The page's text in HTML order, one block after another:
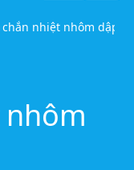
chắn nhiệt nhôm dập
nhôm